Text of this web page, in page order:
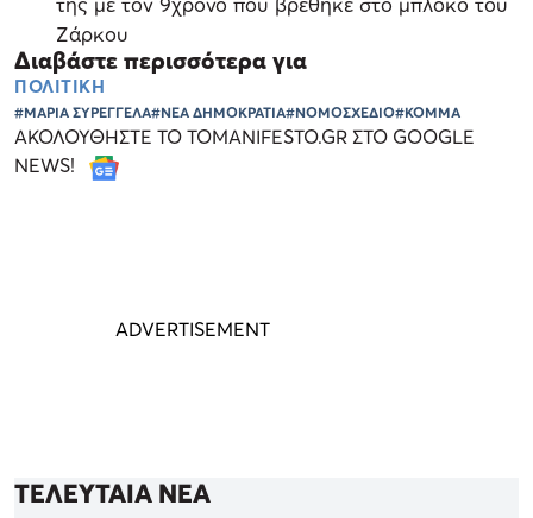
Ζάρκου
Διαβάστε περισσότερα για
ΠΟΛΙΤΙΚΗ
#ΜΑΡΙΑ ΣΥΡΕΓΓΕΛΑ#ΝΕΑ ΔΗΜΟΚΡΑΤΙΑ#ΝΟΜΟΣΧΕΔΙΟ#ΚΟΜΜΑ
ΑΚΟΛΟΥΘΗΣΤΕ ΤΟ TOMANIFESTO.GR ΣΤΟ GOOGLE
NEWS!
ΤΕΛΕΥΤΑΙΑ ΝΕΑ